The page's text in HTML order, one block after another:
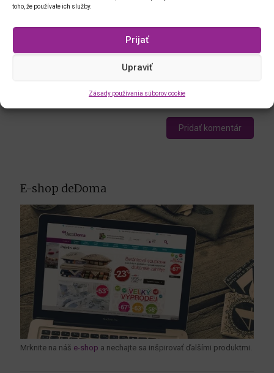
toho, že používate ich služby.
Prijať
Upraviť
Zásady používania súborov cookie
E-mail
E-shop deDoma
Mrknite na náš e-shop a nechajte sa inšpirovať ďalšími produktmi.